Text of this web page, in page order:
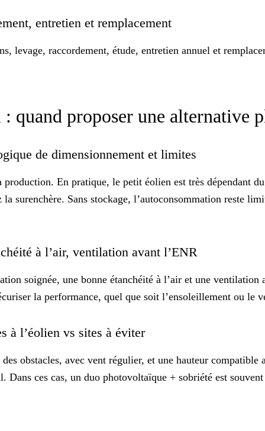
entretien et remplacement
levage, raccordement, étude, entretien annuel et
quand proposer une alternative
de dimensionnement et limites
En pratique, le petit éolien est très dépendant
la surenchère. Sans stockage, l’autoconsommation reste
à l’air, ventilation avant l’ENR
soignée, une bonne étanchéité à l’air et une
la performance, quel que soit l’ensoleillement ou le
à l’éolien vs sites à éviter
obstacles, avec vent régulier, et une hauteur
Dans ces cas, un duo photovoltaïque + sobriété est